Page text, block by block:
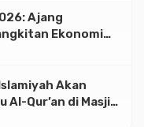
Ajang
Ekonomi
Akan
Al-Qur’an di Masjid